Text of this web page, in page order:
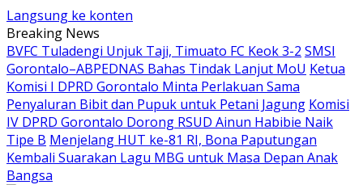
Langsung ke konten
Breaking News
BVFC Tuladengi Unjuk Taji, Timuato FC Keok 3-2 SMSI
Gorontalo–ABPEDNAS Bahas Tindak Lanjut MoU Ketua
Komisi I DPRD Gorontalo Minta Perlakuan Sama
Penyaluran Bibit dan Pupuk untuk Petani Jagung Komisi
IV DPRD Gorontalo Dorong RSUD Ainun Habibie Naik
Tipe B Menjelang HUT ke-81 RI, Bona Paputungan
Kembali Suarakan Lagu MBG untuk Masa Depan Anak
Bangsa